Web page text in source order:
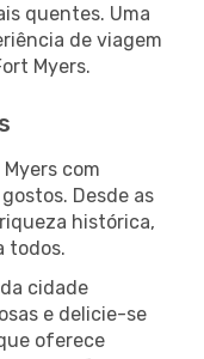
quentes. Uma
de viagem
Myers.
com
Desde as
histórica,
todos.
cidade
e delicie-se
oferece